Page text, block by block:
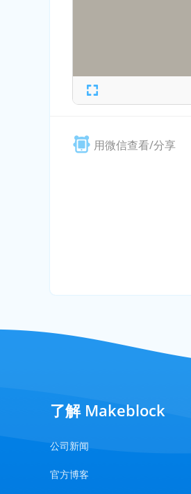
用微信查看/分享
了解 Makeblock
公司新闻
官方博客